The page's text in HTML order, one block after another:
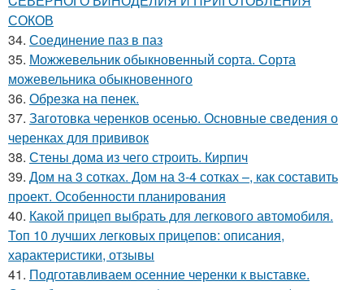
СОКОВ
34. Соединение паз в паз
35. Можжевельник обыкновенный сорта. Сорта
можевельника обыкновенного
36. Обрезка на пенек.
37. Заготовка черенков осенью. Основные сведения о
черенках для прививок
38. Стены дома из чего строить. Кирпич
39. Дом на 3 сотках. Дом на 3-4 сотках –, как составить
проект. Особенности планирования
40. Какой прицеп выбрать для легкового автомобиля.
Топ 10 лучших легковых прицепов: описания,
характеристики, отзывы
41. Подготавливаем осенние черенки к выставке.